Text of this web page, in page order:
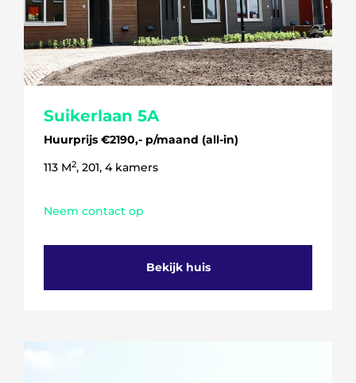
Suikerlaan 5A
Huurprijs €2190,- p/maand (all-in)
113 M2, 201, 4 kamers
Neem contact op
Bekijk huis